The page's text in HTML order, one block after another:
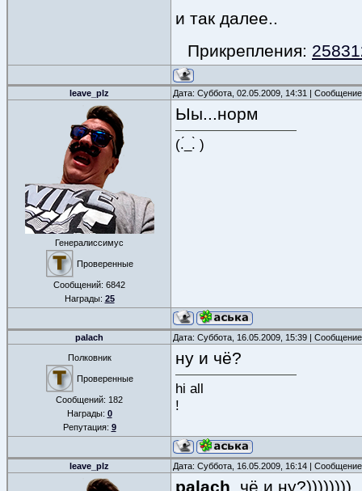
и так далее..
Прикрепления:
leave_plz Дата: Суббота, 02.05.2009, 14:31 |
Генералиссимус
Проверенные
Сообщений: 6842
Награды: 25
Ыы...норм
(.́_.̀ )
palach Дата: Суббота, 16.05.2009, 15:39 |
Полковник
Проверенные
Сообщений: 182
Награды: 0
Репутация: 9
ну и чё?
hi all
!
leave_plz Дата: Суббота, 16.05.2009, 16:14 |
palach , чё и ну?))))))))